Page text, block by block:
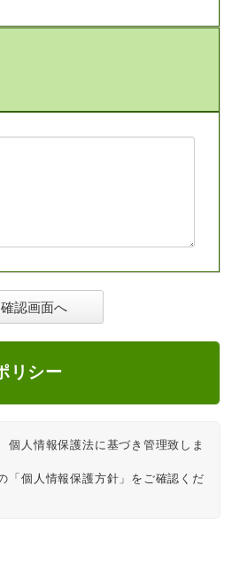
確認画面へ
リシー
個人情報保護法に基づき管理致しま
「個人情報保護方針」をご確認くだ